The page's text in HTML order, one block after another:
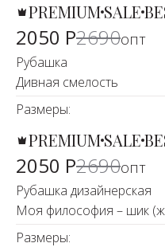
-25%
PREMIUMSALE
2050 Р2690опт
Рубашка
Дивная смелость
Размеры:
-25%
PREMIUMSALE
2050 Р2690опт
Рубашка дизайнерская
Моя философия – шик
Размеры: